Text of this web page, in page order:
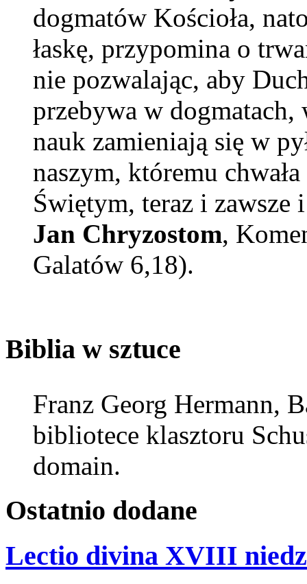
dogmatów Kościoła,
łaskę, przypomina o
nie pozwalając, aby
przebywa w dogmatach,
nauk zamieniają się w
naszym, któremu
Świętym, teraz i
Jan Chryzostom,
Galatów 6,18).
Biblia w sztuce
Franz Georg Hermann,
bibliotece klasztoru
domain.
Ostatnio dodane
Lectio divina XVIII